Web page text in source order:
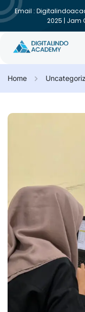
Email :
2025 | Jam
Home